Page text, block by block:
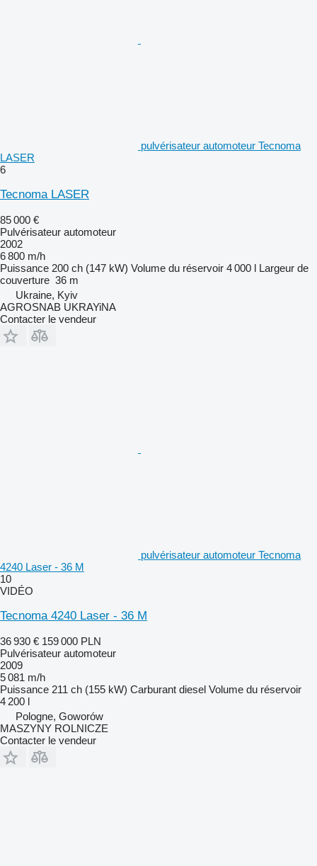
pulvérisateur automoteur Tecnoma
LASER
6
Tecnoma LASER
85 000 €
Pulvérisateur automoteur
2002
6 800 m/h
Puissance 200 ch (147 kW) Volume du réservoir 4 000 l Largeur de
couverture 36 m
Ukraine, Kyiv
AGROSNAB UKRAYiNA
Contacter le vendeur
pulvérisateur automoteur Tecnoma
4240 Laser - 36 M
10
VIDÉO
Tecnoma 4240 Laser - 36 M
36 930 € 159 000 PLN
Pulvérisateur automoteur
2009
5 081 m/h
Puissance 211 ch (155 kW) Carburant diesel Volume du réservoir
4 200 l
Pologne, Goworów
MASZYNY ROLNICZE
Contacter le vendeur